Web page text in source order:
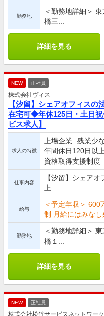
勤務地
＜勤務地詳細＞
橋三...
詳細を見る
NEW 正社員
株式会社ヴィス
【汐留】シェアオフィス
在宅可◆年休125日・土日
ビス求人】
求人の特徴
上場企業 残業少
年間休日120日以上
資格取得支援制度
仕事内容
【汐留】シェア
上...
給与
＜予定年収＞ 600
制 月給にはみなし
勤務地
＜勤務地詳細＞
橋１...
詳細を見る
NEW 正社員
株式会社松竹サービスネットワーク